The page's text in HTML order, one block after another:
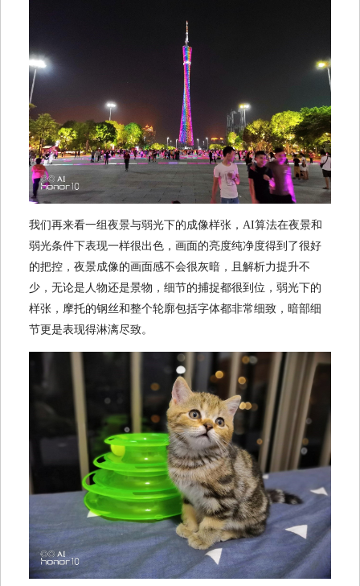
我们再来看一组夜景与弱光下的成像样张，AI算法在夜景和
弱光条件下表现一样很出色，画面的亮度纯净度得到了很好
的把控，夜景成像的画面感不会很灰暗，且解析力提升不
少，无论是人物还是景物，细节的捕捉都很到位，弱光下的
样张，摩托的钢丝和整个轮廓包括字体都非常细致，暗部细
节更是表现得淋漓尽致。